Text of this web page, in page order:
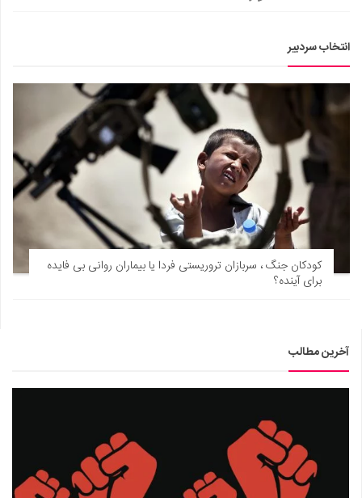
انتخاب سردبیر
کودکان جنگ ، سربازان تروریستی فردا یا بیماران روانی بی فایده
برای آینده؟
آخرین مطالب